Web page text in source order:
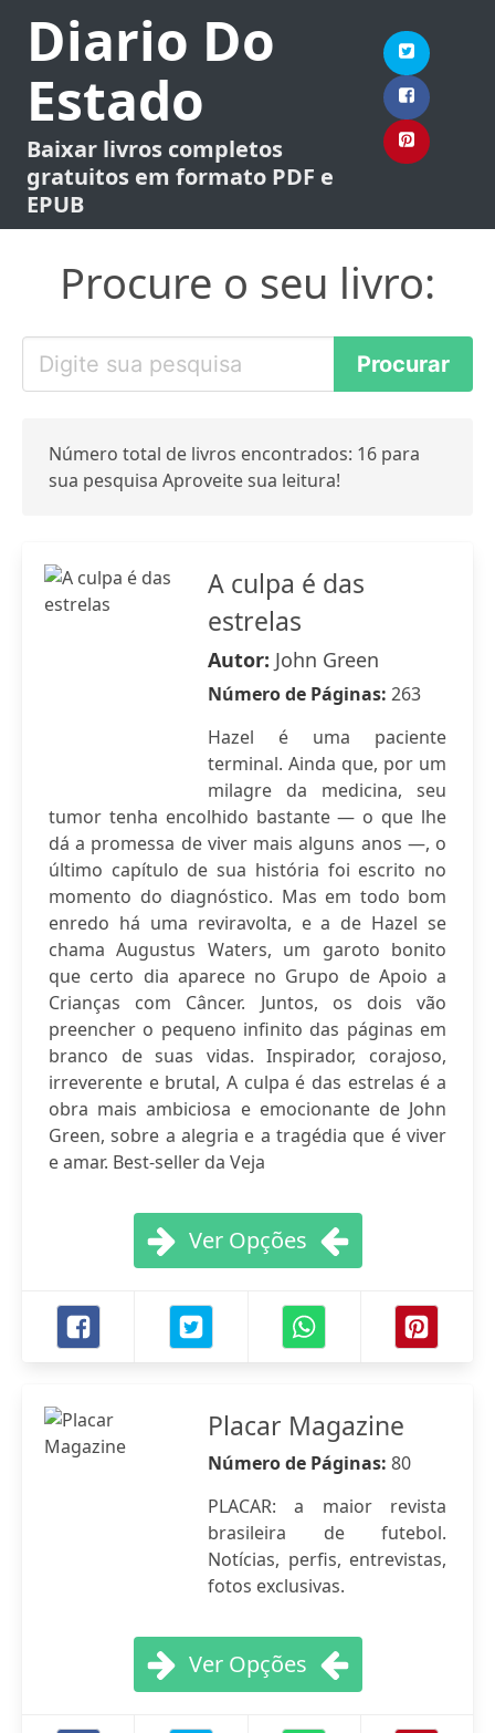
Diario Do
Estado
Baixar livros completos
gratuitos em formato PDF e
EPUB
Procure o seu livro:
Número total de livros encontrados: 16 para
sua pesquisa Aproveite sua leitura!
A culpa é das
estrelas
Autor: John Green
Número de Páginas: 263
Hazel é uma paciente
terminal. Ainda que, por um
milagre da medicina, seu
tumor tenha encolhido bastante — o que lhe
dá a promessa de viver mais alguns anos —, o
último capítulo de sua história foi escrito no
momento do diagnóstico. Mas em todo bom
enredo há uma reviravolta, e a de Hazel se
chama Augustus Waters, um garoto bonito
que certo dia aparece no Grupo de Apoio a
Crianças com Câncer. Juntos, os dois vão
preencher o pequeno infinito das páginas em
branco de suas vidas. Inspirador, corajoso,
irreverente e brutal, A culpa é das estrelas é a
obra mais ambiciosa e emocionante de John
Green, sobre a alegria e a tragédia que é viver
e amar. Best-seller da Veja
Ver Opções
Placar Magazine
Número de Páginas: 80
PLACAR: a maior revista
brasileira de futebol.
Notícias, perfis, entrevistas,
fotos exclusivas.
Ver Opções